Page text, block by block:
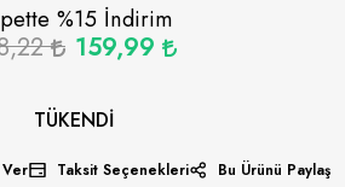
%15İndirim
159,99
TÜKENDI
Ver Taksit Seçenekleri Bu Ürünü Paylaş